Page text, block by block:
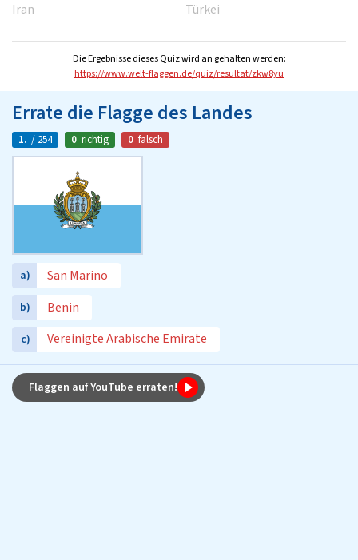
Iran
Türkei
Die Ergebnisse dieses Quiz wird an gehalten werden:
https://www.welt-flaggen.de/quiz/resultat/zkw8yu
Errate die Flagge des Landes
1. / 254 0 richtig 0 falsch
a) San Marino
b) Benin
c) Vereinigte Arabische Emirate
Flaggen auf YouTube erraten!